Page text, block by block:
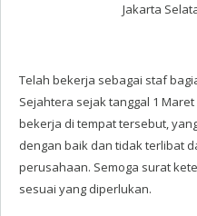
Jakarta
Telah bekerja sebagai staf
Sejahtera sejak tanggal 1 Maret
bekerja di tempat tersebut,
dengan baik dan tidak terlibat
perusahaan. Semoga surat
sesuai yang diperlukan.